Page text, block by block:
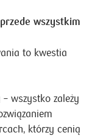
wszystkim
to kwestia
wszystko zależy
którzy cenią